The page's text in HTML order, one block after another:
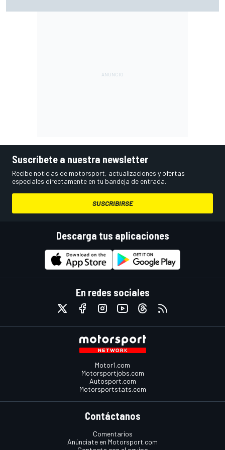
Suscríbete a nuestra newsletter
Recibe noticias de motorsport, actualizaciones y ofertas
especiales directamente en tu bandeja de entrada.
SUSCRIBIRSE
Descarga tus aplicaciones
En redes sociales
Motor1.com
Motorsportjobs.com
Autosport.com
Motorsportstats.com
Contáctanos
Comentarios
Anúnciate en Motorsport.com